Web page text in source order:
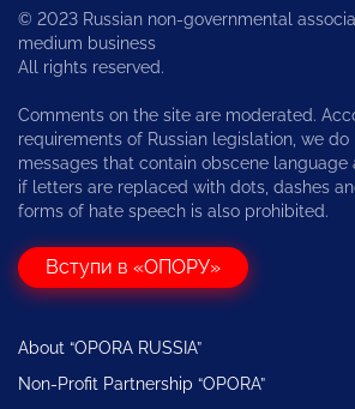
© 2023 Russian non-governmental
medium business
All rights reserved.
Comments on the site are moderated.
requirements of Russian legislation, we
messages that contain obscene language
if letters are replaced with dots, dashes
forms of hate speech is also prohibited.
Вступи в «ОПОРУ»
About “OPORA RUSSIA”
Non-Profit Partnership “OPORA”